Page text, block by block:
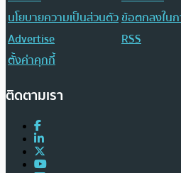
นโยบายความเป็นส่วนตัวข้อตกลงในก
Advertise
RSS
ตั้งค่าคุกกี้
ติดตามเรา